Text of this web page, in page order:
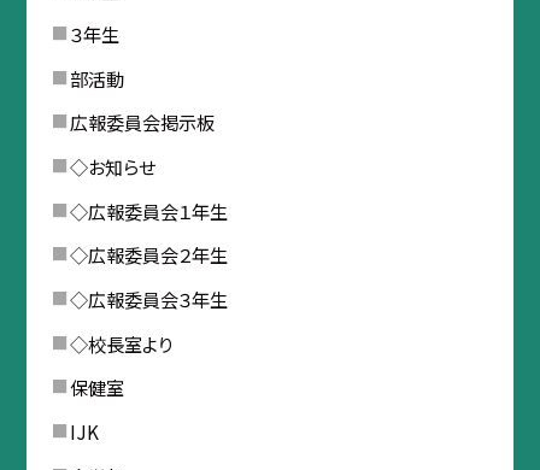
３年生
部活動
広報委員会掲示板
◇お知らせ
◇広報委員会１年生
◇広報委員会２年生
◇広報委員会３年生
◇校長室より
保健室
IJK